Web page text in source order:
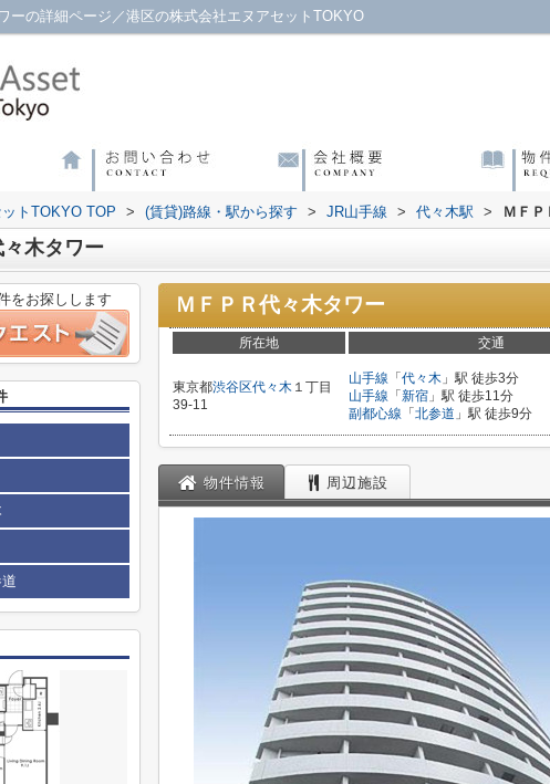
ーの詳細ページ／港区の株式会社エヌアセットTOKYO
トTOKYO TOP > (賃貸)路線・駅から探す > JR山手線 > 代々木駅 > ＭＦ
々木タワー
ＭＦＰＲ代々木タワー
所在地 交通
東京都渋谷区代々木 １丁目
39-11
山手線 「 代々木 」駅 徒歩3分
山手線 「 新宿 」駅 徒歩11分
副都心線 「 北参道 」駅 徒歩9分
物件情報 周辺施設
をお探しします